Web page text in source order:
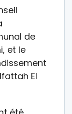
de
et le
El